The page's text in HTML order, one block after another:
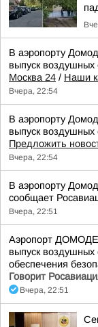
В аэропорту
выпуск
Москва 24 / Наши
Вчера, 22:54
В аэропорту
выпуск
Предложить
Вчера, 22:54
В аэропорту
сообщает
Вчера, 22:51
Аэропорт
выпуск
обеспечения
Говорит
Вчера, 22:51